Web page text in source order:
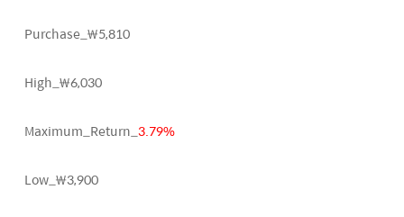
Purchase_₩5,810
High_₩6,030
Maximum_Return_ 3.79%
Low_₩3,900